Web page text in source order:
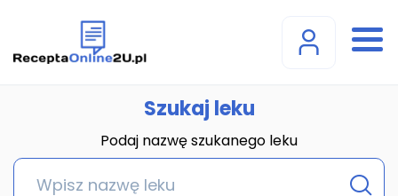
Szukaj leku
Podaj nazwę szukanego leku